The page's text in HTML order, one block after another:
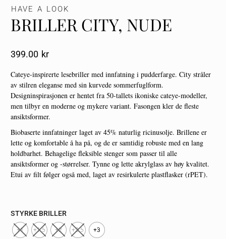
HAVE A LOOK
BRILLER CITY, NUDE
399.00 Kr
Cateye-inspirerte lesebriller med innfatning i pudderfarge. City stråler
av stilren eleganse med sin kurvede sommerfuglform.
Designinspirasjonen er hentet fra 50-tallets ikoniske cateye-modeller,
men tilbyr en moderne og mykere variant. Fasongen kler de fleste
ansiktsformer.
Biobaserte innfatninger laget av 45% naturlig ricinusolje. Brillene er
lette og komfortable å ha på, og de er samtidig robuste med en lang
holdbarhet. Behagelige fleksible stenger som passer til alle
ansiktsformer og -størrelser. Tynne og lette akrylglass av høy kvalitet.
Etui av filt følger også med, laget av resirkulerte plastflasker (rPET).
STYRKE BRILLER
+1 +1.5 +2 +2.5 +3